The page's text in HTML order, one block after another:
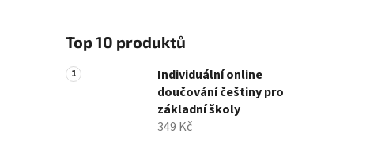
a
n
e
Top 10 produktů
Individuální online
doučování češtiny pro
základní školy
349 Kč